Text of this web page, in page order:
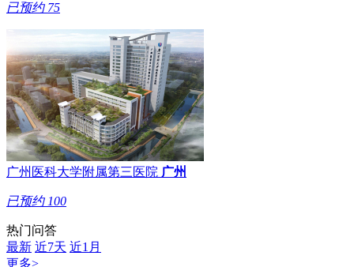
已预约 75
广州医科大学附属第三医院 广州
已预约 100
热门问答
最新 近7天 近1月
更多>